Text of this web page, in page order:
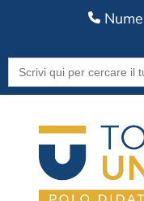
Search
for: